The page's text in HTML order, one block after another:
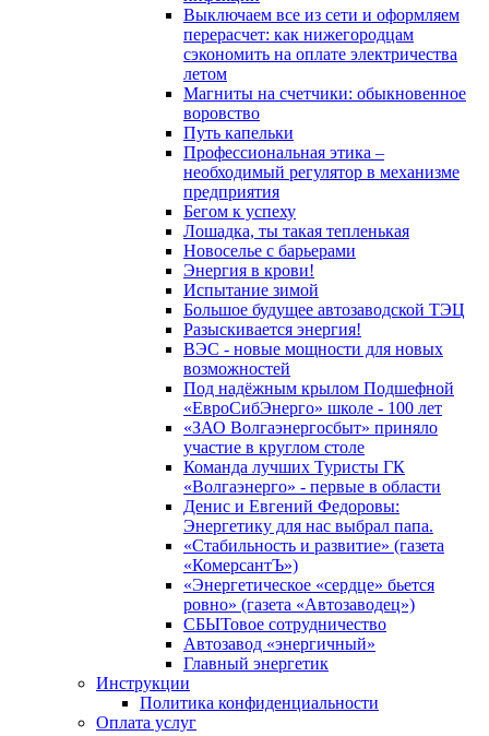
Выключаем все из сети и оформляем
перерасчет: как нижегородцам
сэкономить на оплате электричества
летом
Магниты на счетчики: обыкновенное
воровство
Путь капельки
Профессиональная этика –
необходимый регулятор в механизме
предприятия
Бегом к успеху
Лошадка, ты такая тепленькая
Новоселье с барьерами
Энергия в крови!
Испытание зимой
Большое будущее автозаводской ТЭЦ
Разыскивается энергия!
ВЭС - новые мощности для новых
возможностей
Под надёжным крылом Подшефной
«ЕвроСибЭнерго» школе - 100 лет
«ЗАО Волгаэнергосбыт» приняло
участие в круглом столе
Команда лучших Туристы ГК
«Волгаэнерго» - первые в области
Денис и Евгений Федоровы:
Энергетику для нас выбрал папа.
«Стабильность и развитие» (газета
«КомерсантЪ»)
«Энергетическое «сердце» бьется
ровно» (газета «Автозаводец»)
СБЫТовое сотрудничество
Автозавод «энергичный»
Главный энергетик
Инструкции
Политика конфиденциальности
Оплата услуг